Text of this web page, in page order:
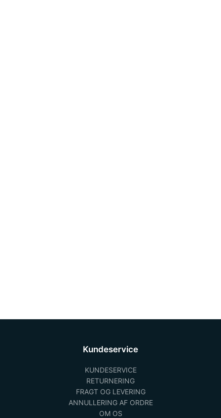
Kundeservice
KUNDESERVICE
RETURNERING
FRAGT OG LEVERING
ANNULLERING AF ORDRE
OM OS